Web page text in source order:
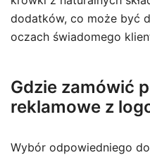
dodatków, co może być
oczach świadomego
Gdzie zamówić
reklamowe z
Wybór odpowiedniego